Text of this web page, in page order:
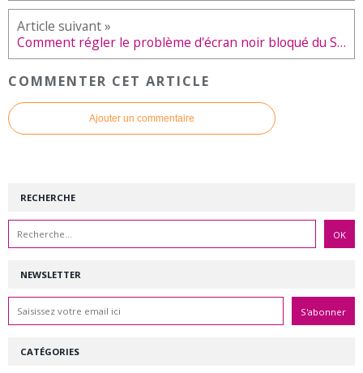
Comment régler le problème d'écran noir bloqué du Samsung Galaxy A40
COMMENTER CET ARTICLE
Ajouter un commentaire
NEWSLETTER
RECHERCHE
CATÉGORIES